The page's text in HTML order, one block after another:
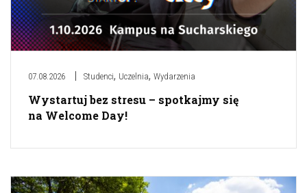
07.08.2026 Studenci, Uczelnia, Wydarzenia
Wystartuj bez stresu – spotkajmy się
na Welcome Day!